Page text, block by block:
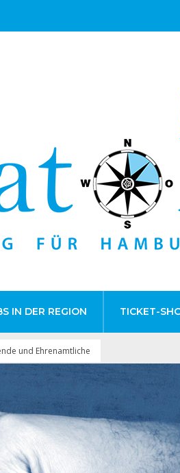
IN DER REGION TICKET-
und Ehrenamtliche